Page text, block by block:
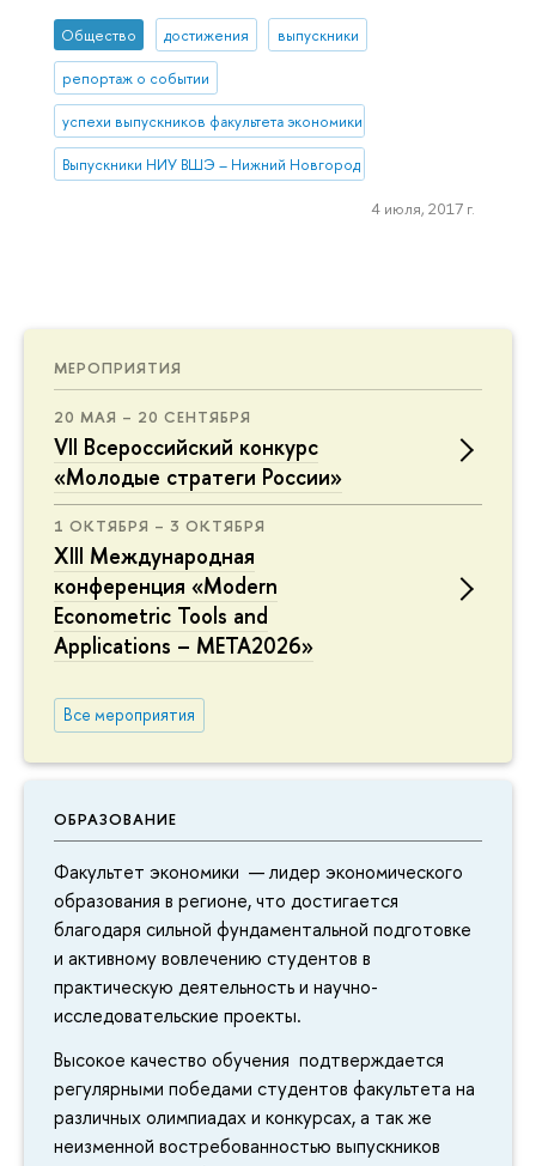
МЕРОПРИЯТИЯ
20 МАЯ – 20 СЕНТЯБРЯ
VII Всероссийский конкурс
«Молодые стратеги России»
1 ОКТЯБРЯ – 3 ОКТЯБРЯ
XIII Международная
конференция «Modern
Econometric Tools and
Applications – META2026»
Все мероприятия
ОБРАЗОВАНИЕ
Факультет экономики — лидер экономического
образования в регионе, что достигается
благодаря сильной фундаментальной подготовке
и активному вовлечению студентов в
практическую деятельность и научно-
исследовательские проекты.
Высокое качество обучения подтверждается
регулярными победами студентов факультета на
различных олимпиадах и конкурсах, а так же
неизменной востребованностью выпускников
Общество достижения выпускники
репортаж о событии
успехи выпускников факультета экономики
Выпускники НИУ ВШЭ – Нижний Новгород
4 июля, 2017 г.